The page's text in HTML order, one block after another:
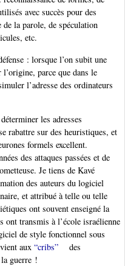
avec succès pour des
de la parole, de spéculation
etc.
: lorsque l’on subit une
parce que dans le
l’adresse des ordinateurs
les adresses
rabattre sur des heuristiques, et
formels excellent.
des attaques passées et de
Je tiens de Kavé
des auteurs du logiciel
et attribué à telle ou telle
ont souvent enseigné la
ont transmis à l’école israélienne
de style fonctionnel sous
aux “cribs”
des
guerre !